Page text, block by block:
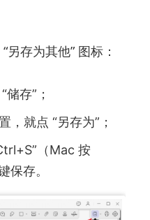
存为其他” 图标：
存”；
，就点 “另存为”；
（Mac 按
保存。